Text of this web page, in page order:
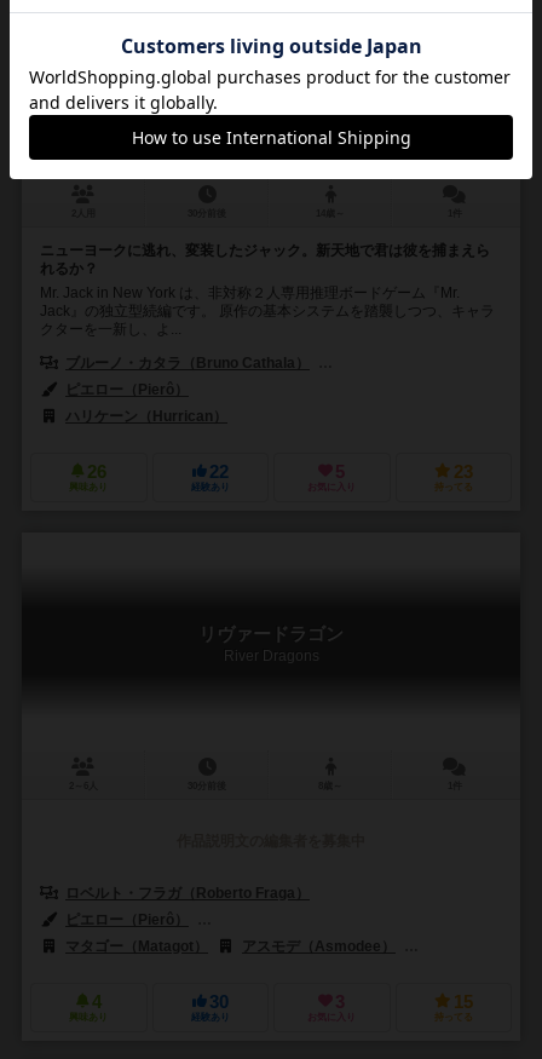
ミスター・ジャック・イン・ニューヨーク
Mr. Jack in New York
ニューヨークに逃れ、変装したジャック。新天地で君は彼を捕まえら
れるか？
Mr. Jack in New York は、非対称２人専用推理ボードゲーム『Mr.
Jack』の独立型続編です。 原作の基本システムを踏襲しつつ、キャラ
クターを一新し、よ...
ブルーノ・カタラ（Bruno Cathala）
ピエロー（Pierô）
ハリケーン（Hurrican）
26
興味あり
22
経験あり
5
お気に入り
23
持ってる
リヴァードラゴン
River Dragons
ロベルト・フラガ（Roberto Fraga）
ピエロー（Pierô）
マタゴー（Matagot）
アスモデ（Asmodee）
4
興味あり
30
経験あり
3
お気に入り
15
持ってる